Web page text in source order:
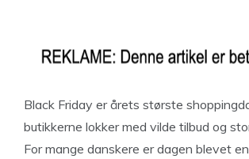
Black Friday er årets største
butikkerne lokker med vilde tilbud og
For mange danskere er dagen blevet